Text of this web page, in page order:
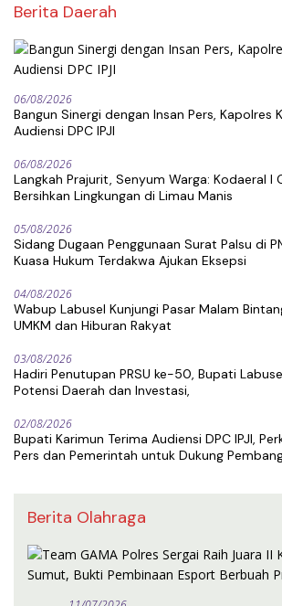
Berita Daerah
06/08/2026
Bangun Sinergi dengan Insan Pers, Kapolres
Audiensi DPC IPJI
06/08/2026
Langkah Prajurit, Senyum Warga: Kodaeral I
Bersihkan Lingkungan di Limau Manis
05/08/2026
Sidang Dugaan Penggunaan Surat Palsu di
Kuasa Hukum Terdakwa Ajukan Eksepsi
04/08/2026
Wabup Labusel Kunjungi Pasar Malam
UMKM dan Hiburan Rakyat
03/08/2026
Hadiri Penutupan PRSU ke-50, Bupati
Potensi Daerah dan Investasi,
02/08/2026
Bupati Karimun Terima Audiensi DPC IPJI,
Pers dan Pemerintah untuk Dukung
Berita Olahraga